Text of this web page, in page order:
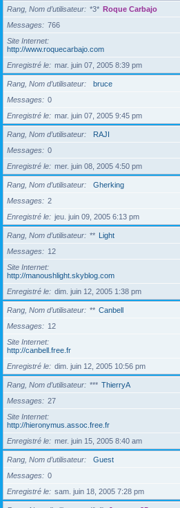
Rang, Nom d’utilisateur *3* Roque Carbajo
Messages
766
Site Internet
http://www.roquecarbajo.com
Enregistré le
mar. juin 07, 2005 8:39 pm
Rang, Nom d’utilisateur
bruce
Messages
0
Enregistré le
mar. juin 07, 2005 9:45 pm
Rang, Nom d’utilisateur
RAJI
Messages
0
Enregistré le
mer. juin 08, 2005 4:50 pm
Rang, Nom d’utilisateur
Gherking
Messages
2
Enregistré le
jeu. juin 09, 2005 6:13 pm
Rang, Nom d’utilisateur ** Light
Messages
12
Site Internet
http://manoushlight.skyblog.com
Enregistré le
dim. juin 12, 2005 1:38 pm
Rang, Nom d’utilisateur ** Canbell
Messages
12
Site Internet
http://canbell.free.fr
Enregistré le
dim. juin 12, 2005 10:56 pm
Rang, Nom d’utilisateur *** ThierryA
Messages
27
Site Internet
http://hieronymus.assoc.free.fr
Enregistré le
mer. juin 15, 2005 8:40 am
Rang, Nom d’utilisateur
Guest
Messages
0
Enregistré le
sam. juin 18, 2005 7:28 pm